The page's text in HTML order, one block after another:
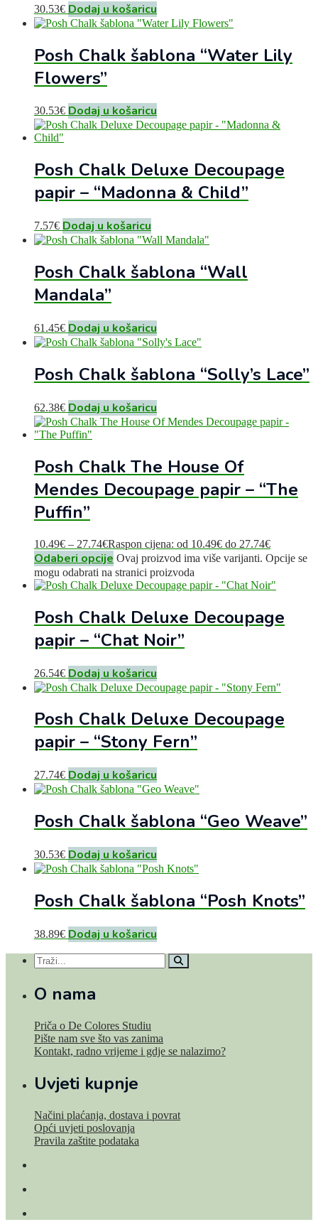
30.53€ Dodaj u košaricu
Posh Chalk šablona “Water Lily
Flowers”
30.53€ Dodaj u košaricu
Posh Chalk Deluxe Decoupage
papir – “Madonna & Child”
7.57€ Dodaj u košaricu
Posh Chalk šablona “Wall
Mandala”
61.45€ Dodaj u košaricu
Posh Chalk šablona “Solly’s Lace”
62.38€ Dodaj u košaricu
Posh Chalk The House Of
Mendes Decoupage papir – “The
Puffin”
10.49€ – 27.74€Raspon cijena: od 10.49€ do 27.74€
Odaberi opcije Ovaj proizvod ima više varijanti. Opcije se
mogu odabrati na stranici proizvoda
Posh Chalk Deluxe Decoupage
papir – “Chat Noir”
26.54€ Dodaj u košaricu
Posh Chalk Deluxe Decoupage
papir – “Stony Fern”
27.74€ Dodaj u košaricu
Posh Chalk šablona “Geo Weave”
30.53€ Dodaj u košaricu
Posh Chalk šablona “Posh Knots”
38.89€ Dodaj u košaricu
O nama
Priča o De Colores Studiu
Pište nam sve što vas zanima
Kontakt, radno vrijeme i gdje se nalazimo?
Uvjeti kupnje
Načini plaćanja, dostava i povrat
Opći uvjeti poslovanja
Pravila zaštite podataka